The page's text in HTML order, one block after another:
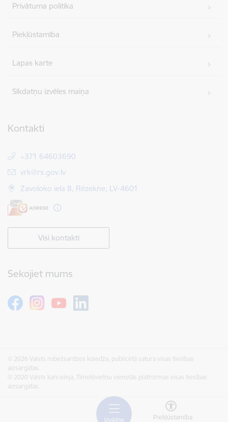
Izvēlne Piekļūstamība
Privātuma politika
Piekļūstamība
Lapas karte
Sīkdatņu izvēles maiņa
Kontakti
+371 64603690
E-pasts:
vrk@rs.gov.lv
Zavoloko iela 8, Rēzekne, LV-4601
Visi kontakti
Sekojiet mums
© 2026 Valsts robežsardzes koledža, publicētā satura visas tiesības
aizsargātas.
© 2020 Valsts kanceleja, Tīmekļvietņu vienotās platformas visas tiesības
aizsargātas.